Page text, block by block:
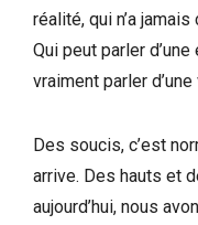
réalité, qui n’a
Qui peut parler
vraiment parler
Des soucis, c’est
arrive. Des hauts et
aujourd’hui, nous